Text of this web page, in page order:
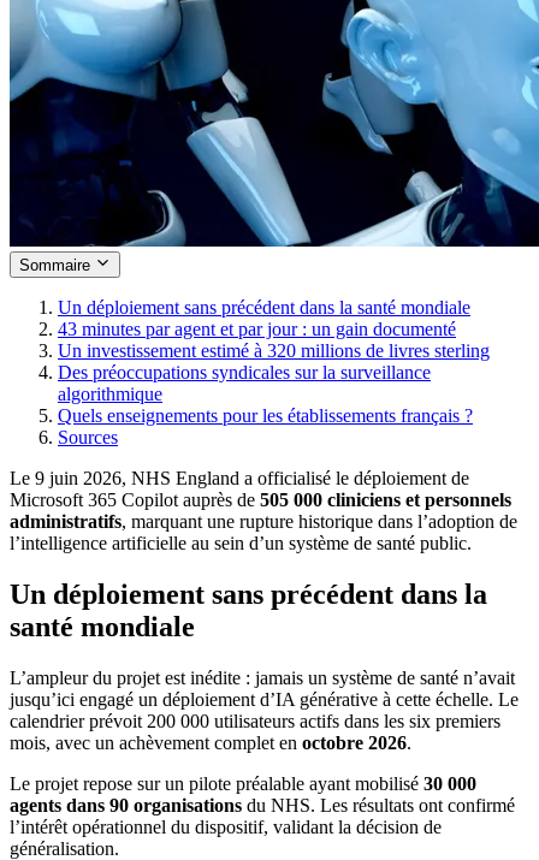
Sommaire
Un déploiement sans précédent dans la santé mondiale
43 minutes par agent et par jour : un gain documenté
Un investissement estimé à 320 millions de livres sterling
Des préoccupations syndicales sur la surveillance
algorithmique
Quels enseignements pour les établissements français ?
Sources
Le 9 juin 2026, NHS England a officialisé le déploiement de
Microsoft 365 Copilot auprès de 505 000 cliniciens et personnels
administratifs, marquant une rupture historique dans l’adoption de
l’intelligence artificielle au sein d’un système de santé public.
Un déploiement sans précédent dans la
santé mondiale
L’ampleur du projet est inédite : jamais un système de santé n’avait
jusqu’ici engagé un déploiement d’IA générative à cette échelle. Le
calendrier prévoit 200 000 utilisateurs actifs dans les six premiers
mois, avec un achèvement complet en octobre 2026.
Le projet repose sur un pilote préalable ayant mobilisé 30 000
agents dans 90 organisations du NHS. Les résultats ont confirmé
l’intérêt opérationnel du dispositif, validant la décision de
généralisation.